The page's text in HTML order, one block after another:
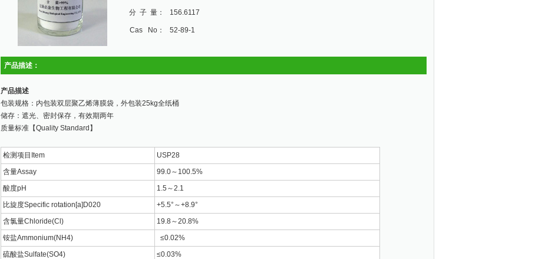
分 子 量： 156.6117
Cas No： 52-89-1
产品描述：
产品描述
包装规格：内包装双层聚乙烯薄膜袋，外包装25kg全纸桶
储存：遮光、密封保存，有效期两年
质量标准【Quality Standard】
检测项目Item
USP28
含量Assay
99.0～100.5%
酸度pH
1.5～2.1
比旋度Specific rotation[a]D020
+5.5°～+8.9°
含氯量Chloride(Cl)
19.8～20.8%
铵盐Ammonium(NH4)
≤0.02%
硫酸盐Sulfate(SO4)
≤0.03%